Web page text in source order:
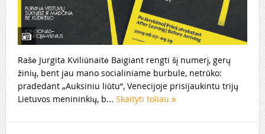
Rašė Jurgita Kviliūnaitė Baigiant rengti šį numerį, gerų
žinių, bent jau mano socialiniame burbule, netrūko:
pradedant „Auksiniu liūtu“, Venecijoje prisijaukintu trijų
Lietuvos menininkių, b... Skaityti toliau